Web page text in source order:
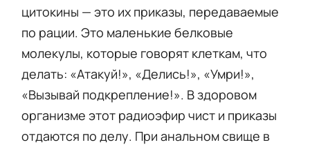
цитокины — это их приказы, передаваемые
по рации. Это маленькие белковые
молекулы, которые говорят клеткам, что
делать: «Атакуй!», «Делись!», «Умри!»,
«Вызывай подкрепление!». В здоровом
организме этот радиоэфир чист и приказы
отдаются по делу. При анальном свище в